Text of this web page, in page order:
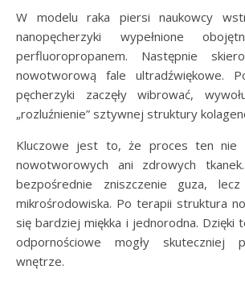
W modelu raka piersi naukowcy
nanopęcherzyki wypełnione
perfluoropropanem. Następnie
nowotworową fale ultradźwiękowe.
pęcherzyki zaczęły wibrować,
„rozluźnienie” sztywnej struktury
Kluczowe jest to, że proces ten nie
nowotworowych ani zdrowych
bezpośrednie zniszczenie guza,
mikrośrodowiska. Po terapii struktura
się bardziej miękka i jednorodna. Dzięki
odpornościowe mogły skuteczniej
wnętrze.